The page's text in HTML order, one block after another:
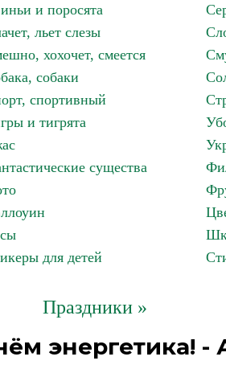
и поросята
льет слезы
хохочет, смеется
собаки
спортивный
и тигрята
существа
для детей
Праздники »
энергетика! -